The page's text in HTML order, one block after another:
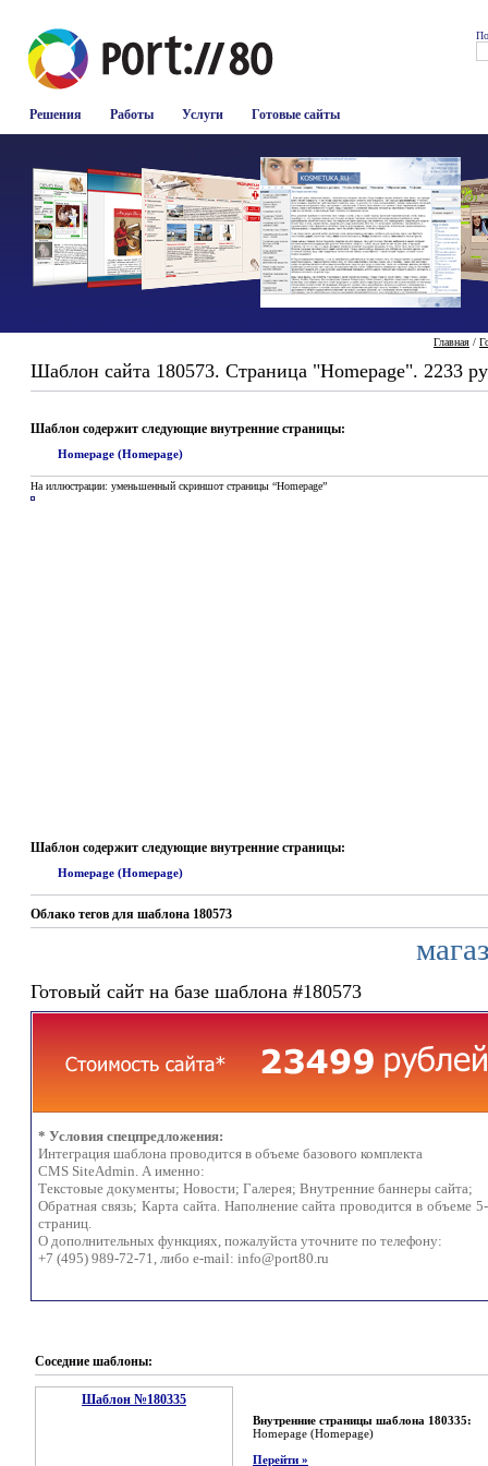
Решения Работы Услуги Готовые сайты
Главная /
Шаблон сайта 180573. Страница "Homepage". 2233
Шаблон содержит следующие внутренние страницы:
Homepage (Homepage)
На иллюстрации: уменьшенный скриншот страницы “Homepage”
Шаблон содержит следующие внутренние страницы:
Homepage (Homepage)
Облако тегов для шаблона 180573
Готовый сайт на базе шаблона #180573
* Условия спецпредложения:
Интеграция шаблона проводится в объеме базового комплекта
CMS SiteAdmin. А именно:
Текстовые документы; Новости; Галерея; Внутренние баннеры сайта;
Обратная связь; Карта сайта. Наполнение сайта проводится в объеме
страниц.
О дополнительных функциях, пожалуйста уточните по телефону:
+7 (495) 989-72-71, либо e-mail: info@port80.ru
Соседние шаблоны:
Шаблон №180335
Внутренние страницы шаблона 180335:
Homepage (Homepage)
Перейти »